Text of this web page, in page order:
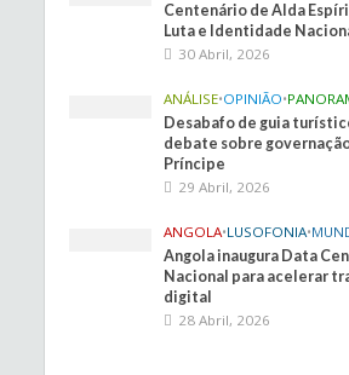
Centenário de Alda
Luta e Identidade
30 Abril, 2026
ANÁLISE•OPINIÃO•
Desabafo de guia
debate sobre
Príncipe
29 Abril, 2026
ANGOLA•LUSOFONIA•
Angola inaugura Data
Nacional para acelerar
digital
28 Abril, 2026